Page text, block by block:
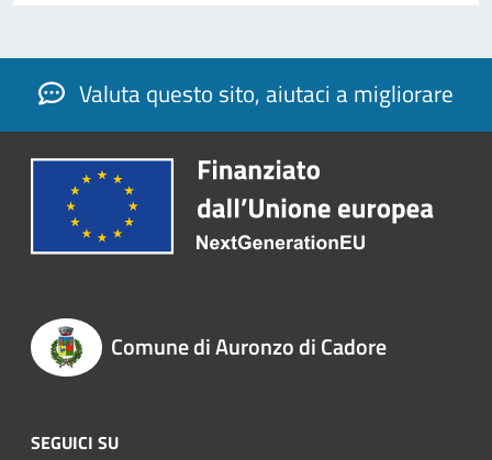
Valuta questo sito, aiutaci a migliorare
Comune di Auronzo di Cadore
SEGUICI SU